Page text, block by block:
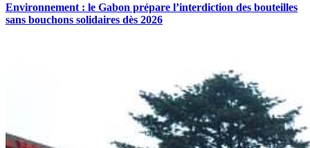
Environnement : le Gabon prépare l’interdiction des bouteilles
sans bouchons solidaires dès 2026